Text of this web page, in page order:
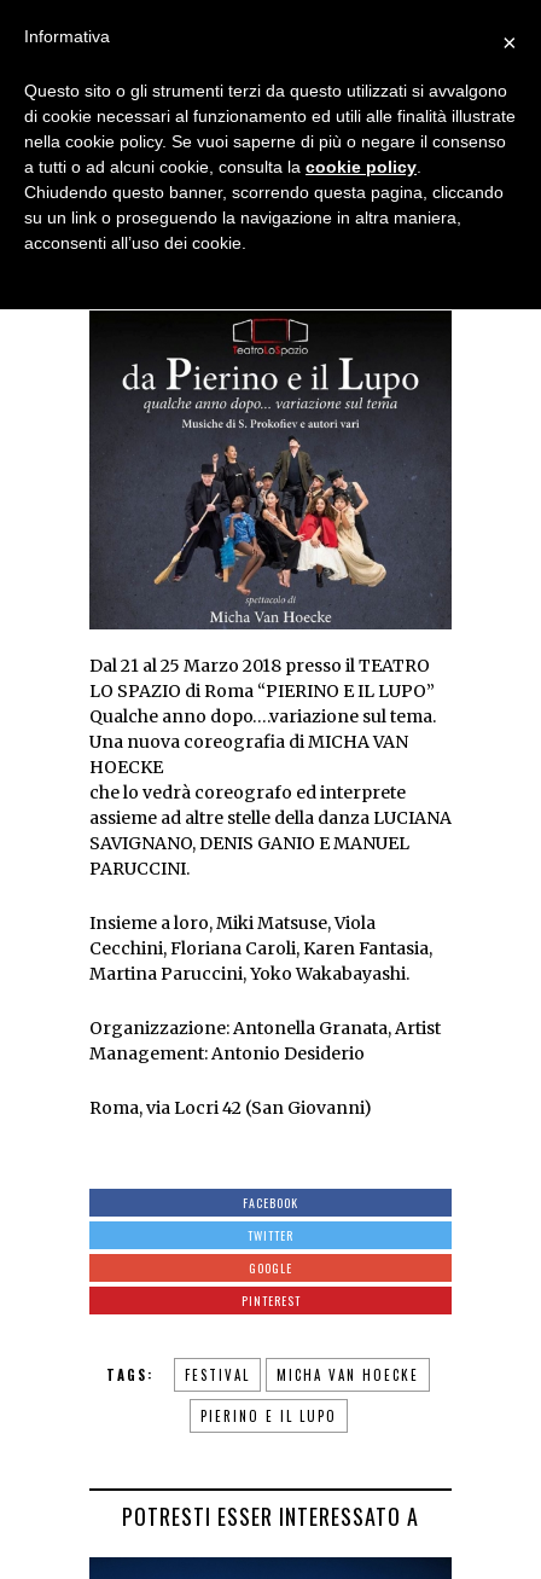
NOTIZIE DI DANZA IN ITALIA E ALL’ESTERO, PER DANZATORI,
Pierino e il Lupo qualche anno
dopo, variazione sul tema
Dal 21 al 25 Marzo 2018 presso il TEATRO
LO SPAZIO di Roma “PIERINO E IL LUPO”
Qualche anno dopo….variazione sul tema.
Una nuova coreografia di MICHA VAN
HOECKE
che lo vedrà coreografo ed interprete
assieme ad altre stelle della danza LUCIANA
SAVIGNANO, DENIS GANIO E MANUEL
PARUCCINI.
Insieme a loro, Miki Matsuse, Viola
Cecchini, Floriana Caroli, Karen Fantasia,
Martina Paruccini, Yoko Wakabayashi.
Organizzazione: Antonella Granata, Artist
Management: Antonio Desiderio
Roma, via Locri 42 (San Giovanni)
FACEBOOK
TWITTER
GOOGLE
PINTEREST
TAGS: FESTIVAL MICHA VAN HOECKE
PIERINO E IL LUPO
POTRESTI ESSER INTERESSATO A
×
Informativa
Questo sito o gli strumenti terzi da questo utilizzati si avvalgono
di cookie necessari al funzionamento ed utili alle finalità illustrate
nella cookie policy. Se vuoi saperne di più o negare il consenso
a tutti o ad alcuni cookie, consulta la cookie policy
Chiudendo questo banner, scorrendo questa pagina, cliccando
su un link o proseguendo la navigazione in altra maniera,
acconsenti all’uso dei cookie.